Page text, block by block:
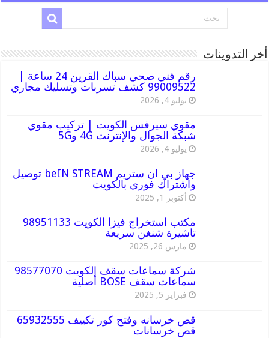
أخر التدوينات
رقم فني صحي سباك القرين 24 ساعة |
99009522 كشف تسربات وتسليك مجاري
يوليو 4, 2026
مقوي سيرفس الكويت | تركيب مقوي
شبكة الجوال والإنترنت 4G و5G
يوليو 4, 2026
جهاز بي ان ستريم beIN STREAM توصيل
واشتراك فوري بالكويت
أكتوبر 1, 2025
مكتب استخراج فيزا الكويت 98951133
تاشيرة شنغن سريعة
مارس 26, 2025
شركة سماعات سقف الكويت 98577070
سماعات سقف BOSE أصلية
فبراير 5, 2025
قص خرسانه وفتح كور تكييف 65932555
قص خرسانات